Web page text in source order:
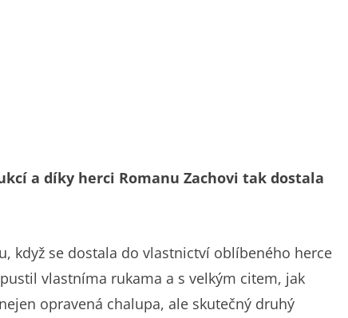
a díky herci Romanu Zachovi tak dostala
když se dostala do vlastnictví oblíbeného herce
vlastníma rukama a s velkým citem, jak
opravená chalupa, ale skutečný druhý